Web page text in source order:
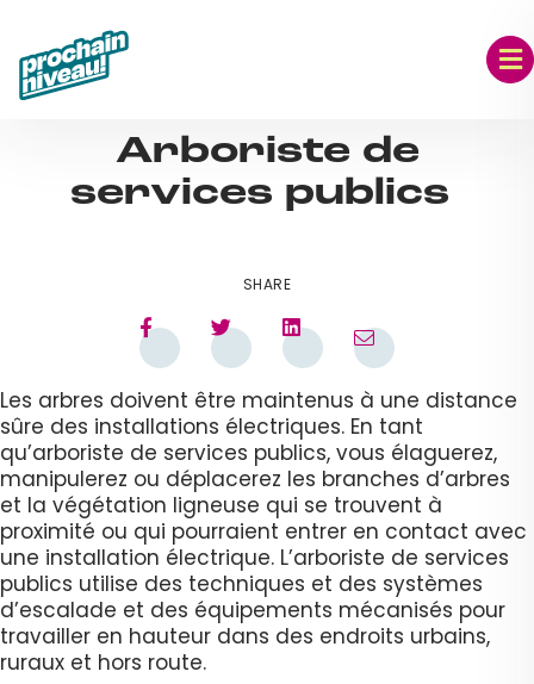
content
Arboriste de
services publics
SHARE
Les arbres doivent être maintenus à une distance
sûre des installations électriques. En tant
qu’arboriste de services publics, vous élaguerez,
manipulerez ou déplacerez les branches d’arbres
et la végétation ligneuse qui se trouvent à
proximité ou qui pourraient entrer en contact avec
une installation électrique. L’arboriste de services
publics utilise des techniques et des systèmes
d’escalade et des équipements mécanisés pour
travailler en hauteur dans des endroits urbains,
ruraux et hors route.